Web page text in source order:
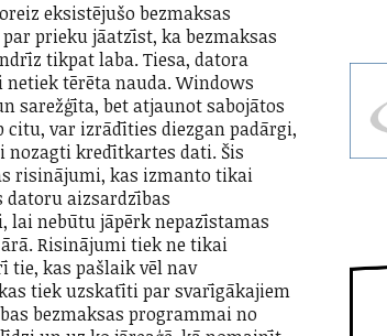
eksistējušo bezmaksas
prieku jāatzīst, ka bezmaksas
tikpat laba. Tiesa, datora
tērēta nauda. Windows
sarežģīta, bet atjaunot sabojātos
var izrādīties diezgan padārgi,
kredītkartes dati. Šis
risinājumi, kas izmanto tikai
aizsardzības
lai nebūtu jāpērk nepazīstamas
Risinājumi tiek ne tikai
kas pašlaik vēl nav
tiek uzskatīti par svarīgākajiem
bezmaksas programmai no